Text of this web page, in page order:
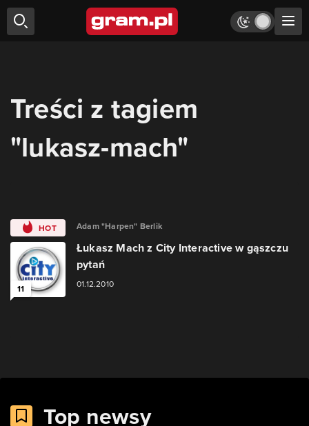
Treści z tagiem
"lukasz-mach"
HOT
11
Adam "Harpen" Berlik
Łukasz Mach z City Interactive w gąszczu
pytań
01.12.2010
Top newsy